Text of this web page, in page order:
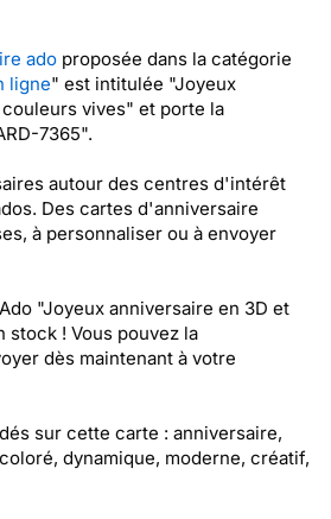
ado proposée dans la catégorie
ligne" est intitulée "Joyeux
vives" et porte la
7365".
autour des centres d'intérêt
Des cartes d'anniversaire
à personnaliser ou à envoyer
"Joyeux anniversaire en 3D et
! Vous pouvez la
dès maintenant à votre
sur cette carte : anniversaire,
dynamique, moderne, créatif,